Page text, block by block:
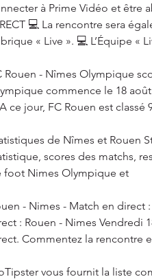
à Prime Vidéo et être
💻 La rencontre sera
« Live ». 💻 L’Équipe «
Rouen - Nîmes Olympique
commence le 18 août
ce jour, FC Rouen est classé
de Nîmes et Rouen
scores des matchs,
foot Nimes Olympique et
- Nimes - Match en direct
: Rouen - Nimes Vendredi
Commentez la rencontre
vous fournit la liste